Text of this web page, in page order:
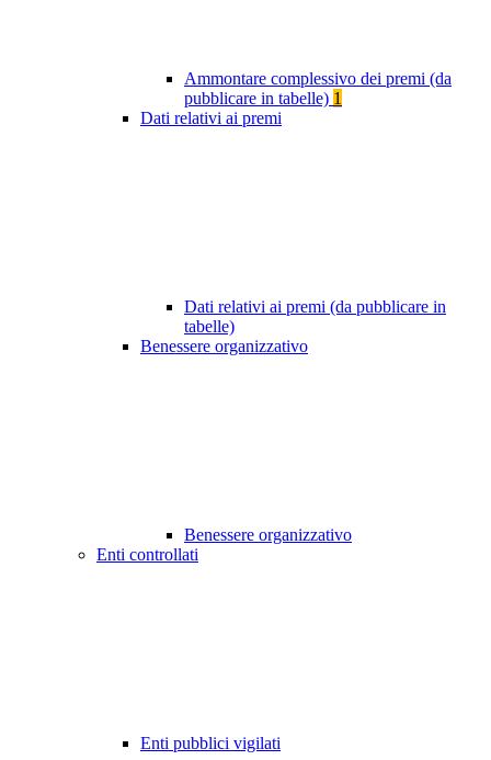
Ammontare complessivo dei premi (da
pubblicare in tabelle) 1
Dati relativi ai premi
Dati relativi ai premi (da pubblicare in
tabelle)
Benessere organizzativo
Benessere organizzativo
Enti controllati
Enti pubblici vigilati